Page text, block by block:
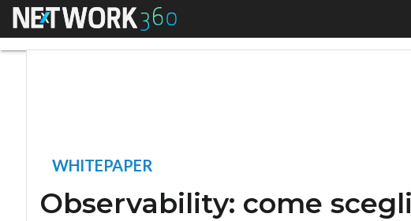
Menu Observability: come
WHITEPAPER
Observability: come